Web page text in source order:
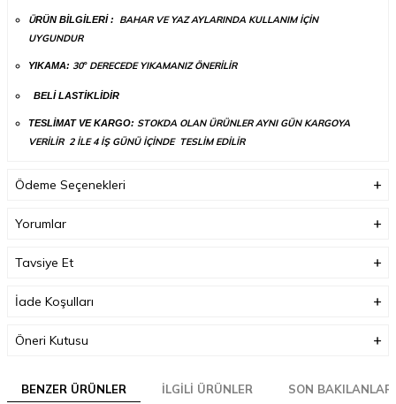
ÜRÜN BİLGİLERİ :
BAHAR VE YAZ AYLARINDA KULLANIM İÇİN
UYGUNDUR
YIKAMA: 30°DERECEDE YIKAMANIZ ÖNERİLİR
BELİ LASTİKLİDİR
TESLİMAT VE KARGO: STOKDA OLAN ÜRÜNLER AYNI GÜN KARGOYA
VERİLİR 2 İLE 4 İŞ GÜNÜ İÇİNDE TESLİM EDİLİR
Ödeme Seçenekleri
Yorumlar
Tavsiye Et
İade Koşulları
Öneri Kutusu
BENZER ÜRÜNLER İLGILI ÜRÜNLER SON BAKILANLAR